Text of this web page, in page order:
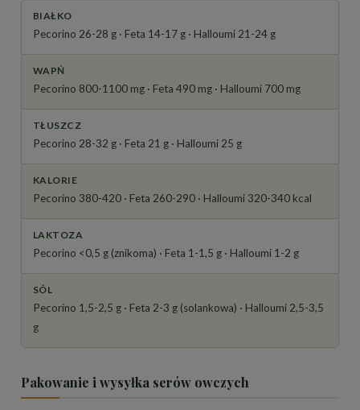
BIAŁKO
Pecorino 26-28 g · Feta 14-17 g · Halloumi 21-24 g
WAPŃ
Pecorino 800-1100 mg · Feta 490 mg · Halloumi 700 mg
TŁUSZCZ
Pecorino 28-32 g · Feta 21 g · Halloumi 25 g
KALORIE
Pecorino 380-420 · Feta 260-290 · Halloumi 320-340 kcal
LAKTOZA
Pecorino <0,5 g (znikoma) · Feta 1-1,5 g · Halloumi 1-2 g
SÓL
Pecorino 1,5-2,5 g · Feta 2-3 g (solankowa) · Halloumi 2,5-3,5
g
Pakowanie i wysyłka serów owczych